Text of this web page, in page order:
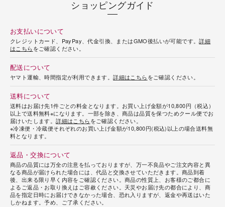
ショッピングガイド
お支払いについて
クレジットカード、PayPay、代金引換、またはGMO後払いが可能です。詳細
はこちらをご確認ください。
配送について
ヤマト運輸、時間指定が利用できます。詳細はこちらをご確認ください。
送料について
送料はお届け先1件ごとの料金となります。お買い上げ金額が10,800円（税込）
以上で送料無料※になります。一部を除き、商品は品質を保つためクール便でお
届けいたします。詳細はこちらをご確認ください。
※冷凍便・冷蔵便それぞれのお買い上げ金額が10,800円(税込)以上の場合送料無
料となります。
返品・交換について
商品の品質には万全の注意を払っておりますが、万一不良品やご注文内容と異
なる商品が届けられた場合には、代品と交換させていただきます。商品到着
後、出来る限り早く内容をご確認ください。商品の性質上、お客様のご都合に
よるご返品・お取り換えはご容赦ください。天災やお届け先の都合により、商
品を指定日時にお届けできなかった場合、恐れ入りますが、返金や再送はいた
しかねます。予め、ご了承ください。